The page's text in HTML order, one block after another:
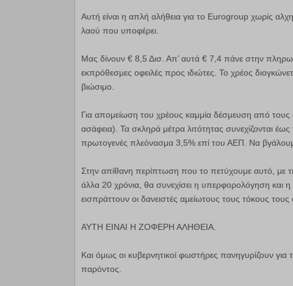
Αυτή είναι η απλή αλήθεια για το Eurogroup χωρίς
λαού που υποφέρει.
Μας δίνουν € 8,5 Δισ. Απ’ αυτά € 7,4 πάνε στην
εκπρόθεσμες οφειλές προς ιδιώτες. Το χρέος
βιώσιμο.
Για απομείωση του χρέους καμμία δέσμευση από τους
ασάφεια). Τα σκληρά μέτρα λιτότητας συνεχίζονται
πρωτογενές πλεόνασμα 3,5% επί του ΑΕΠ. Να
Στην απίθανη περίπτωση που το πετύχουμε αυτό, με
άλλα 20 χρόνια, θα συνεχίσει η υπερφορολόγηση και
εισπράττουν οι δανειστές αμείωτους τους τόκους
ΑΥΤΗ ΕΙΝΑΙ Η ΖΟΦΕΡΗ ΑΛΗΘΕΙΑ.
Και όμως οι κυβερνητικοί φωστήρες πανηγυρίζουν
παρόντος.